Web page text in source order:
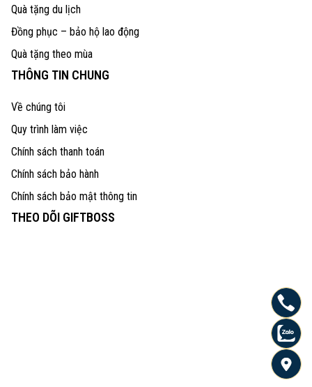
Quà tặng du lịch
Đồng phục – bảo hộ lao động
Quà tặng theo mùa
THÔNG TIN CHUNG
Về chúng tôi
Quy trình làm việc
Chính sách thanh toán
Chính sách bảo hành
Chính sách bảo mật thông tin
THEO DÕI GIFTBOSS